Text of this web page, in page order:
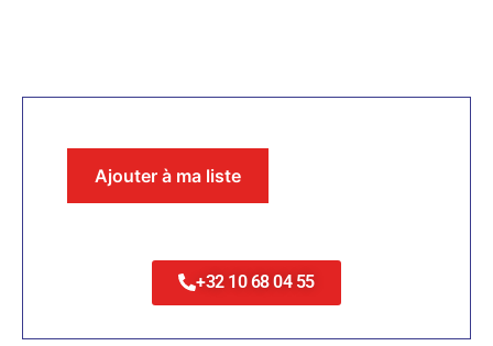
Ajouter à ma liste
+32 10 68 04 55